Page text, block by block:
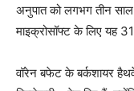
अनुपात को लगभग तीन
माइक्रोसॉफ्ट के लिए यह
वॉरेन बफेट के बर्कशायर